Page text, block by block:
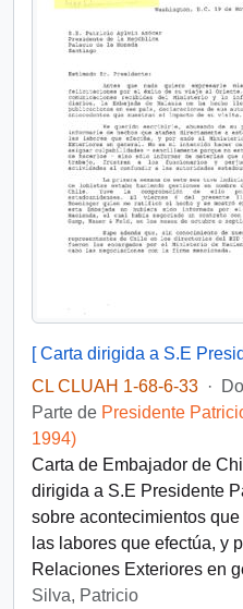
[ Carta dirigida a S.E
CL CLUAH 1-68-6-33 ·
Parte de Presidente
1994)
Carta de Embajador de
dirigida a S.E Presidente
sobre acontecimientos
las labores que efectúa, y
Relaciones Exteriores en
Silva, Patricio